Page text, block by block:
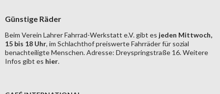
Günstige Räder
Beim Verein Lahrer Fahrrad-Werkstatt e.V. gibt es jeden Mittwoch,
15 bis 18 Uhr, im Schlachthof preiswerte Fahrräder für sozial
benachteiligte Menschen. Adresse: Dreyspringstraße 16. Weitere
Infos gibt es hier.